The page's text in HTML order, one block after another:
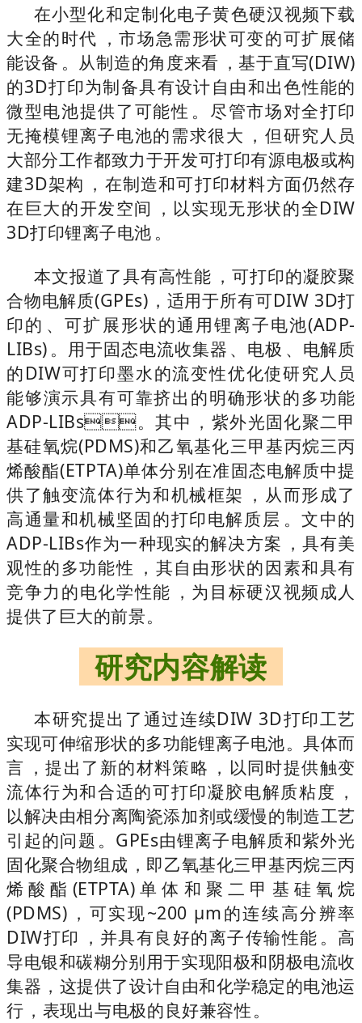
在小型化和定制化电子黄色硬汉视频下载
大全的时代，市场急需形状可变的可扩展储
能设备。从制造的角度来看，基于直写(DIW)
的3D打印为制备具有设计自由和出色性能的
微型电池提供了可能性。尽管市场对全打印
无掩模锂离子电池的需求很大，但研究人员
大部分工作都致力于开发可打印有源电极或构
建3D架构，在制造和可打印材料方面仍然存
在巨大的开发空间，以实现无形状的全DIW
3D打印锂离子电池。
本文报道了具有高性能，可打印的凝胶聚
合物电解质(GPEs)，适用于所有可DIW 3D打
印的、可扩展形状的通用锂离子电池(ADP-
LIBs)。用于固态电流收集器、电极、电解质
的DIW可打印墨水的流变性优化使研究人员
能够演示具有可靠挤出的明确形状的多功能
ADP-LIBs。其中，紫外光固化聚二甲
基硅氧烷(PDMS)和乙氧基化三甲基丙烷三丙
烯酸酯(ETPTA)单体分别在准固态电解质中提
供了触变流体行为和机械框架，从而形成了
高通量和机械坚固的打印电解质层。文中的
ADP-LIBs作为一种现实的解决方案，具有美
观性的多功能性，其自由形状的因素和具有
竞争力的电化学性能，为目标硬汉视频成人
提供了巨大的前景。
研究内容解读
本研究提出了通过连续DIW 3D打印工艺
实现可伸缩形状的多功能锂离子电池。具体而
言，提出了新的材料策略，以同时提供触变
流体行为和合适的可打印凝胶电解质粘度，
以解决由相分离陶瓷添加剂或缓慢的制造工艺
引起的问题。GPEs由锂离子电解质和紫外光
固化聚合物组成，即乙氧基化三甲基丙烷三丙
烯酸酯(ETPTA)单体和聚二甲基硅氧烷
(PDMS)，可实现~200 μm的连续高分辨率
DIW打印，并具有良好的离子传输性能。高
导电银和碳糊分别用于实现阳极和阴极电流收
集器，这提供了设计自由和化学稳定的电池运
行，表现出与电极的良好兼容性。